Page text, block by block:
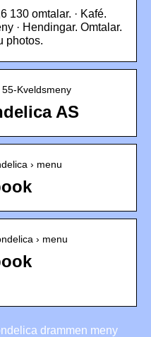
130 omtalar. · Kafé.
· Hendingar. Omtalar.
photos.
Kveldsmeny
AS
› menu
› menu
drammen meny